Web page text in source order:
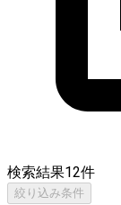
検索結果12件
絞り込み条件